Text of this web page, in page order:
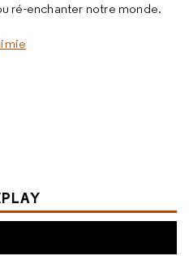
ré-enchanter notre monde.